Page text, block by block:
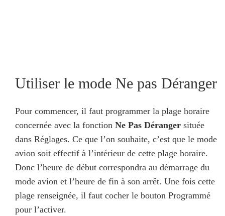
Utiliser le mode Ne pas Déranger
Pour commencer, il faut programmer la plage horaire
concernée avec la fonction Ne Pas Déranger située
dans Réglages. Ce que l’on souhaite, c’est que le mode
avion soit effectif à l’intérieur de cette plage horaire.
Donc l’heure de début correspondra au démarrage du
mode avion et l’heure de fin à son arrêt. Une fois cette
plage renseignée, il faut cocher le bouton Programmé
pour l’activer.